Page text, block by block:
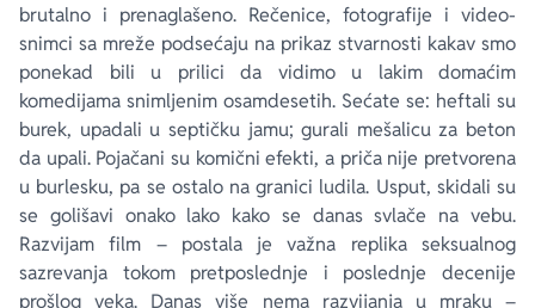
brutalno i prenaglašeno. Rečenice, fotografije i video-
snimci sa mreže podsećaju na prikaz stvarnosti kakav smo
ponekad bili u prilici da vidimo u lakim domaćim
komedijama snimljenim osamdesetih. Sećate se: heftali su
burek, upadali u septičku jamu; gurali mešalicu za beton
da upali. Pojačani su komični efekti, a priča nije pretvorena
u burlesku, pa se ostalo na granici ludila. Usput, skidali su
se golišavi onako lako kako se danas svlače na vebu.
Razvijam film – postala je važna replika seksualnog
sazrevanja tokom pretposlednje i poslednje decenije
prošlog veka. Danas više nema razvijanja u mraku –